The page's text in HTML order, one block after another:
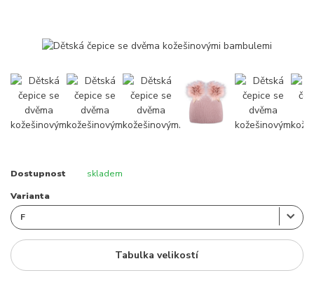
Dostupnost skladem
Varianta
Tabulka velikostí